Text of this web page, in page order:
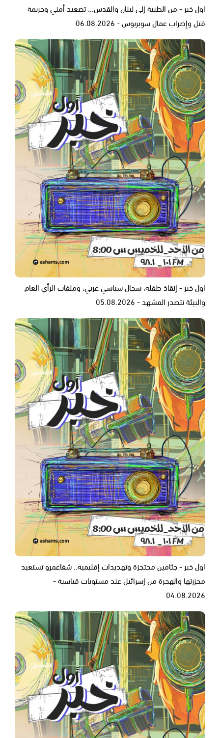
اول خبر - من الطيبة إلى لبنان والقدس... تصعيد أمني وجريمة
قتل وإضراب عمال سوبربوس - 06.08.2026
اول خبر - إنقاذ طفلة، سجال سياسي عربي، وملفات الرأي العام
والبيئة تتصدر المشهد - 05.08.2026
اول خبر - جثامين محتجزة وتهديدات إقليمية.. شفاعمرو تستعيد
مجزرتها والهجرة من إسرائيل عند مستويات قياسية -
04.08.2026